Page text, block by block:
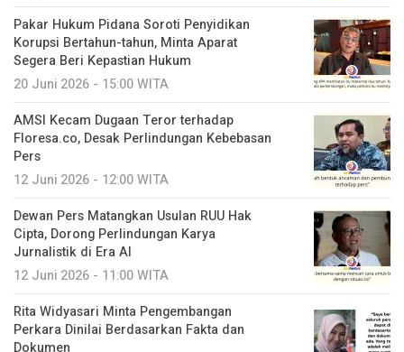
Pakar Hukum Pidana Soroti Penyidikan
Korupsi Bertahun-tahun, Minta Aparat
Segera Beri Kepastian Hukum
20 Juni 2026 - 15:00 WITA
AMSI Kecam Dugaan Teror terhadap
Floresa.co, Desak Perlindungan Kebebasan
Pers
12 Juni 2026 - 12:00 WITA
Dewan Pers Matangkan Usulan RUU Hak
Cipta, Dorong Perlindungan Karya
Jurnalistik di Era AI
12 Juni 2026 - 11:00 WITA
Rita Widyasari Minta Pengembangan
Perkara Dinilai Berdasarkan Fakta dan